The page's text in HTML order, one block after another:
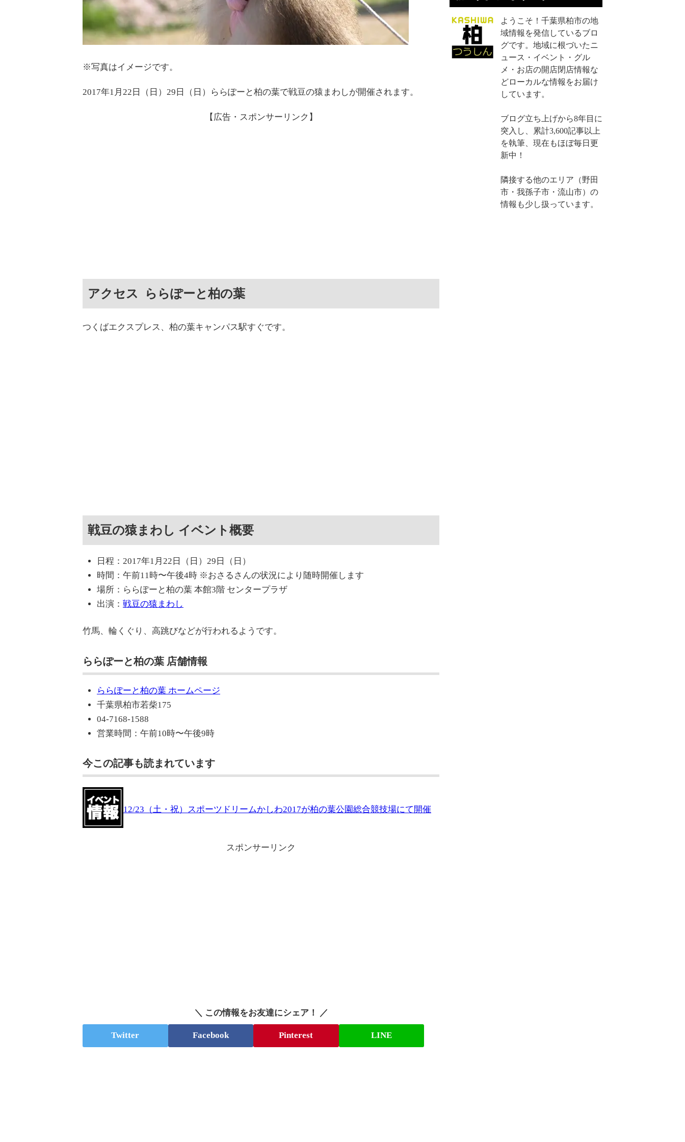
※写真はイメージです。
2017年1月22日（日）29日（日）ららぽーと柏の葉で戦豆の猿まわしが開催されます。
【広告・スポンサーリンク】
アクセス ららぽーと柏の葉
つくばエクスプレス、柏の葉キャンパス駅すぐです。
戦豆の猿まわし イベント概要
日程：2017年1月22日（日）29日（日）
時間：午前11時〜午後4時 ※おさるさんの状況により随時開催します
場所：ららぽーと柏の葉 本館3階 センタープラザ
出演： 戦豆の猿まわし
竹馬、輪くぐり、高跳びなどが行われるようです。
ららぽーと柏の葉 店舗情報
ららぽーと柏の葉 ホームページ
千葉県柏市若柴175
04-7168-1588
営業時間：午前10時〜午後9時
今この記事も読まれています
12/23（土・祝）スポーツドリームかしわ2017が柏の葉公園総合競技場にて開催
スポンサーリンク
＼ この情報をお友達にシェア！ ／
Twitter Facebook Pinterest LINE
ようこそ！千葉県柏市の地
域情報を発信しているブロ
グです。地域に根づいたニ
ュース・イベント・グル
メ・お店の開店閉店情報な
どローカルな情報をお届け
しています。
ブログ立ち上げから8年目に
突入し、累計3,600記事以上
を執筆、現在もほぼ毎日更
新中！
隣接する他のエリア（野田
市・我孫子市・流山市）の
情報も少し扱っています。